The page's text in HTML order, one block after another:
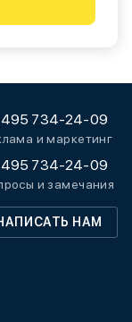
495 734-24-09
и маркетинг
495 734-24-09
и замечания
НАМ